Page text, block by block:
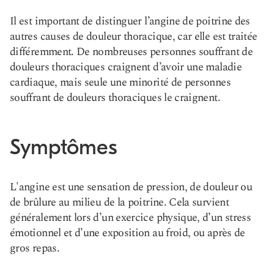
Il est important de distinguer l’angine de poitrine des
autres causes de douleur thoracique, car elle est traitée
différemment. De nombreuses personnes souffrant de
douleurs thoraciques craignent d’avoir une maladie
cardiaque, mais seule une minorité de personnes
souffrant de douleurs thoraciques le craignent.
Symptômes
L'angine est une sensation de pression, de douleur ou
de brûlure au milieu de la poitrine. Cela survient
généralement lors d’un exercice physique, d’un stress
émotionnel et d’une exposition au froid, ou après de
gros repas.